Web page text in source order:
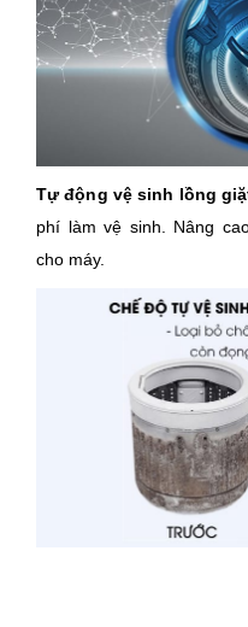
Tự động vệ sinh lồng
phí làm vệ sinh. Nâng
cho máy.